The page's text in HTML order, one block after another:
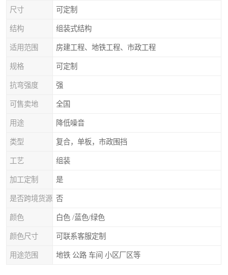
尺寸 可定制
结构 组装式结构
适用范围 房建工程、地铁工程、市政工程
规格 可定制
抗弯强度 强
可售卖地 全国
用途 降低噪音
类型 复合，单板，市政围挡
工艺 组装
加工定制 是
是否跨境货源 否
颜色 白色 /蓝色/绿色
颜色尺寸 可联系客服定制
用途范围 地铁 公路 车间 小区厂区等